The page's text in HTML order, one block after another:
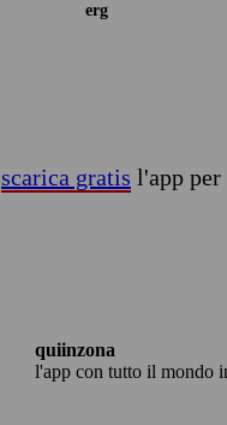
erg
scarica gratis l'app
quiinzona
l'app con tutto il mondo